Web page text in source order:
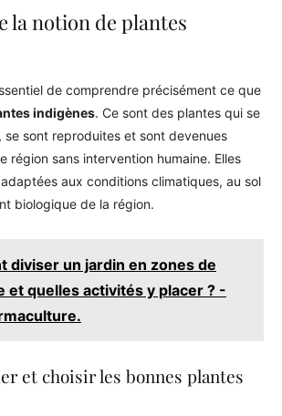
la notion de plantes
de comprendre précisément ce que
indigènes. Ce sont des plantes qui se
se sont reproduites et sont devenues
région sans intervention humaine. Elles
aux conditions climatiques, au sol
biologique de la région.
diviser un jardin en zones de
et quelles activités y placer ? -
et choisir les bonnes plantes